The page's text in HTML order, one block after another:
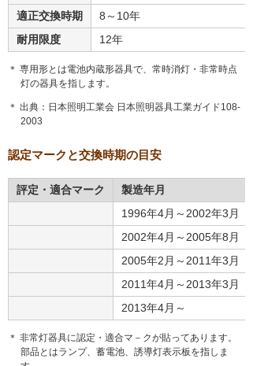
適正交換時期
8～10年
耐用限度
12年
＊ 専用形とは電池内蔵形器具で、常時消灯・非常時点
灯の器具を指します。
＊ 出典：日本照明工業会 日本照明器具工業ガイド108-
2003
認定マークと交換時期の目安
評定・適合マーク
製造年月
1996年4月～2002年3月
2002年4月～2005年8月
2005年2月～2011年3月
2011年4月～2013年3月
2013年4月～
＊ 非常灯器具に認定・適合マ－クが貼ってあります。
部品とはランプ、蓄電池、誘導灯表示板を指しま